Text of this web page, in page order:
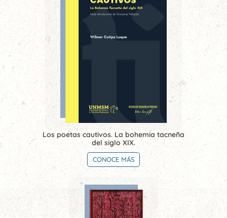
Los poetas cautivos. La bohemia tacneña
del siglo XIX.
CONOCE MÁS